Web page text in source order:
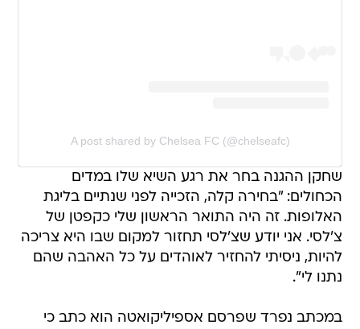
A post shared by Chelsea FC (@chelseafc)
שחקן ההגנה בחר את רגע השיא שלו במדים
הכחולים: "בחירה קלה, הזכייה לפני שנתיים בליגת
האלופות. זה היה התואר הראשון שלי כקפטן של
צ'לסי. אני יודע שצ'לסי תחזור למקום שבו היא צריכה
להיות, ניסיתי להחזיר לאוהדים על כל האהבה שהם
נתנו לי".
במכתב נפרד שפרסם אספיליקואטה הוא כתב כי